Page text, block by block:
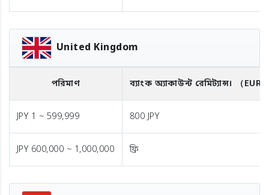
United Kingdom
পরিমাণ ব্যাংক অ্যাকাউন্ট রেমিট্যান্স। （EUR
JPY 1 ~ 599,999 800 JPY
JPY 600,000 ~ 1,000,000 ফ্রি